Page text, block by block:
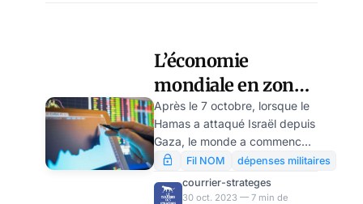
L’économie
mondiale en zone
de turbulences, par
Valentin
Katasonov
Après le 7 octobre, lorsque le
Hamas a attaqué Israël depuis
Gaza, le monde a commencé
à entrer dans une phase de
turbulences accrues. Il y avait
déjà le conflit en Ukraine, déjà
Fil NOM
dépenses militaires
courrier-strateges
30 oct. 2023 — 7 min de